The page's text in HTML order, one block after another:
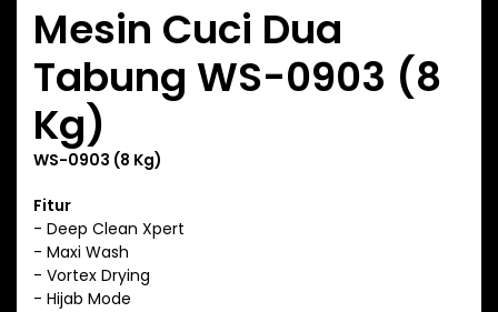
Mesin Cuci Dua
Tabung WS-0903 (8
Kg)
WS-0903 (8 Kg)
Fitur
- Deep Clean Xpert
- Maxi Wash
- Vortex Drying
- Hijab Mode